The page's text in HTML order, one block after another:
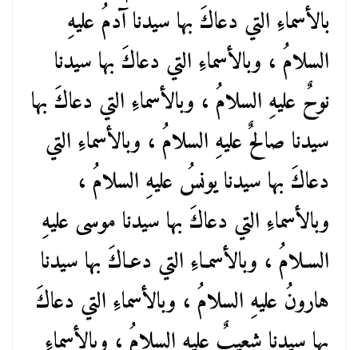
بالأسماءِ التي دعاكَ بها سيدنا آدمُ عليهِ
السلامُ ، وبالأسماءِ التي دعاكَ بها سيدنا
نوحٌ عليهِ السلامُ ، وبالأسماءِ التي دعاكَ بها
سيدنا صالحٌ عليهِ السلامُ ، وبالأسماءِ التي
دعاكَ بها سيدنا يونسُ عليهِ السلامُ ،
وبالأسماءِ التي دعاكَ بها سيدنا موسى عليهِ
السـلامُ ، وبالأسمـاءِ التي دعـاكَ بها سيدنا
هارونُ عليهِ السلامُ ، وبالأسماءِ التي دعاكَ